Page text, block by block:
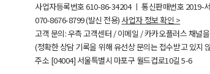
사업자등록번호610-86-34204ㅣ 통신판매번호 2019-
070-8676-8799 (발신 전용) 사업자 정보 확인 >
고객 문의: 우측 고객센터 / 이메일 / 카카오플러스 채널
(정확한 상담 기록을 위해 유선상 문의는 접수받고 있지
주소 [04004] 서울특별시 마포구 월드컵로10길5-6